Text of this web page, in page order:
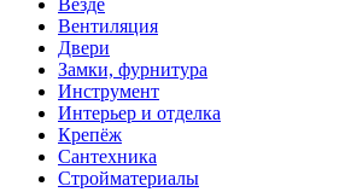
Вентиляция
Двери
Замки, фурнитура
Инструмент
Интерьер и отделка
Крепёж
Сантехника
Стройматериалы